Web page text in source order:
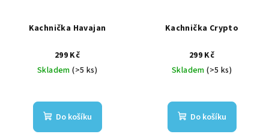
Kachnička Havajan
299 Kč
Skladem(>5 ks)
Do košíku
Kachnička Crypto
299 Kč
Skladem(>5 ks)
Do košíku